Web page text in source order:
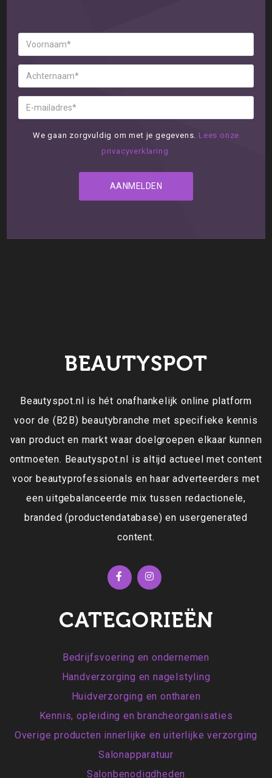
We gaan zorgvuldig om met je gegevens. Lees onze
privacyverklaring.
BEAUTYSPOT
Beautyspot.nl is hét onafhankelijk online platform
voor de (B2B) beautybranche met specifieke kennis
van product en markt waar doelgroepen elkaar kunnen
ontmoeten. Beautyspot.nl is altijd actueel met content
voor beautyprofessionals en haar adverteerders met
een uitgebalanceerde mix tussen redactionele,
branded (productendatabase) en usergenerated
content.
CATEGORIEËN
Bedrijfsvoering en ondernemen
Handverzorging en nagelstyling
Huidverzorging en ontharen
Kennis, opleiding en brancheorganisaties
Overige producten innerlijke en uiterlijke verzorging
Salonapparatuur
Salonbenodigdheden